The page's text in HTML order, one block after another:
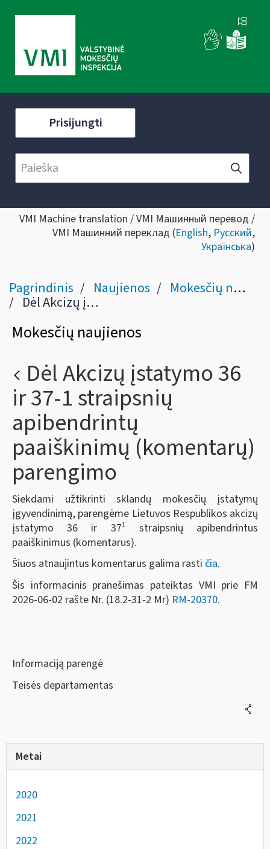
Prisijungti
VMI Machine translation / VMI Машинный перевод /
VMI Машинний переклад (English, Русский,
Українська)
Pagrindinis Naujienos Mokesčių naujienos
Dėl Akcizų įstatymo 36 ir 37-1 straipsnių apibendrintų paaiškinimų (komentarų) parengimo
Mokesčių naujienos
Dėl Akcizų įstatymo 36
ir 37-1 straipsnių
apibendrintų
paaiškinimų (komentarų)
parengimo
Siekdami užtikrinti sklandų mokesčių įstatymų
įgyvendinimą, parengėme Lietuvos Respublikos akcizų
įstatymo 36 ir 371
straipsnių apibendrintus
paaiškinimus (komentarus).
Šiuos atnaujintus komentarus galima rasti čia.
Šis informacinis pranešimas pateiktas VMI prie FM
2026-06-02 rašte Nr. (18.2-31-2 Mr) RM-20370.
Informaciją parengė
Teisės departamentas
Metai
2020
2021
2022